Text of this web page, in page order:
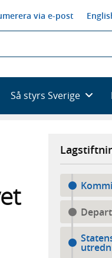
via e-post
Så styrs Sverige